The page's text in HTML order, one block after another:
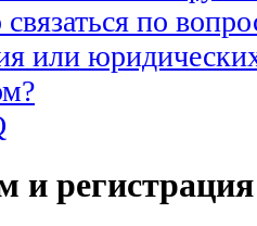
по
или
и регистрация